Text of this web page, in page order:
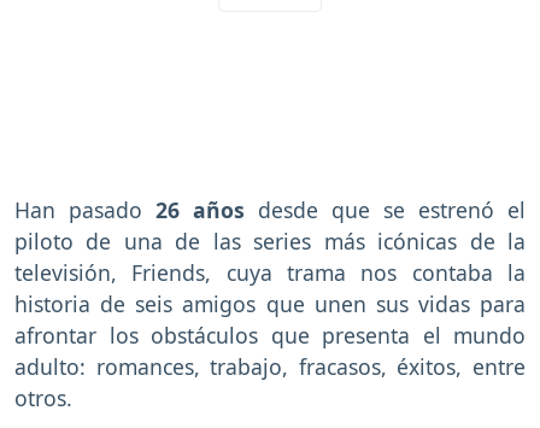
Han pasado 26 años desde que se estrenó el
piloto de una de las series más icónicas de la
televisión, Friends, cuya trama nos contaba la
historia de seis amigos que unen sus vidas para
afrontar los obstáculos que presenta el mundo
adulto: romances, trabajo, fracasos, éxitos, entre
otros.